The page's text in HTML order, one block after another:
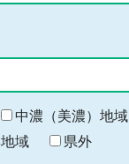
中濃（美濃）地域
域 県外